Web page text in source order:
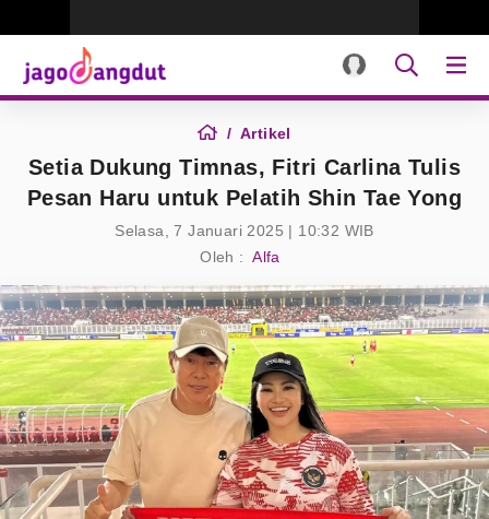
Artikel
Setia Dukung Timnas, Fitri Carlina Tulis
Pesan Haru untuk Pelatih Shin Tae Yong
Selasa, 7 Januari 2025 | 10:32 WIB
Oleh : Alfa